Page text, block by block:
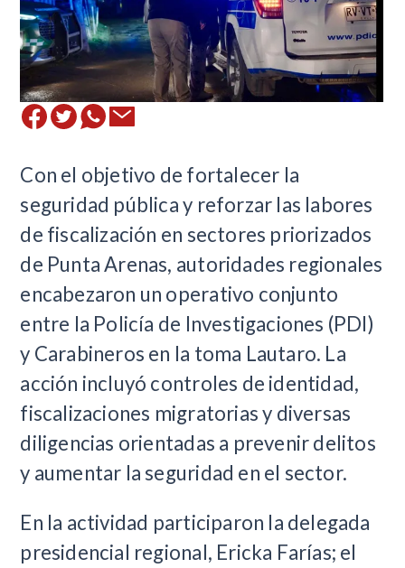
Con el objetivo de fortalecer la
seguridad pública y reforzar las labores
de fiscalización en sectores priorizados
de Punta Arenas, autoridades regionales
encabezaron un operativo conjunto
entre la Policía de Investigaciones (PDI)
y Carabineros en la toma Lautaro. La
acción incluyó controles de identidad,
fiscalizaciones migratorias y diversas
diligencias orientadas a prevenir delitos
y aumentar la seguridad en el sector.
En la actividad participaron la delegada
presidencial regional, Ericka Farías; el